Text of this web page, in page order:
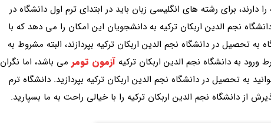
دارند، برای رشته های انگلیسی زبان باید در ابتدای ترم اول دانشگاه در
نجم الدین اربکان ترکیه به دانشجویان این امکان را می دهد که با
به تحصیل در دانشگاه نجم الدین اربکان ترکیه بپردازند، البته مشروط به
به دانشگاه نجم الدین اربکان ترکیه آزمون تومر می باشد، اما نگران
به تحصیل در دانشگاه نجم الدین اربکان ترکیه بپردازید. دانشگاه ترم
از دانشگاه نجم الدین اربکان ترکیه را با خیالی راحت به ما بسپارید.